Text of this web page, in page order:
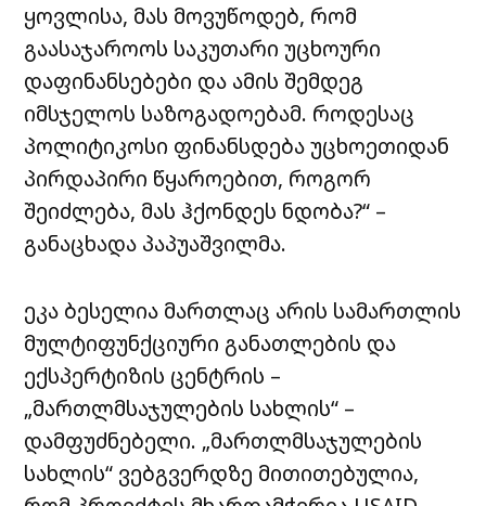
ყოვლისა, მას მოვუწოდებ, რომ
გაასაჯაროოს საკუთარი უცხოური
დაფინანსებები და ამის შემდეგ
იმსჯელოს საზოგადოებამ. როდესაც
პოლიტიკოსი ფინანსდება უცხოეთიდან
პირდაპირი წყაროებით, როგორ
შეიძლება, მას ჰქონდეს ნდობა?“ –
განაცხადა პაპუაშვილმა.
ეკა ბესელია მართლაც არის სამართლის
მულტიფუნქციური განათლების და
ექსპერტიზის ცენტრის –
„მართლმსაჯულების სახლის“ –
დამფუძნებელი. „მართლმსაჯულების
სახლის“ ვებგვერდზე მითითებულია,